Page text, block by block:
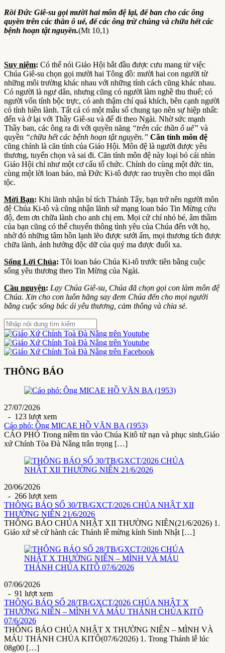
Rồi Đức Giê-su gọi mười hai môn đệ lại, để ban cho các ông
quyền trên các thần ô uế, để các ông trừ chúng và chữa hết các
bệnh hoạn tật nguyền.(Mt 10,1)
Suy niệm: Có thể nói Giáo Hội bắt đầu được cưu mang từ việc
Chúa Giê-su chọn gọi mười hai Tông đồ: mười hai con người từ
những môi trường khác nhau với những tính cách cũng khác nhau.
Có người là ngư dân, nhưng cũng có người làm nghề thu thuế; có
người vốn tính bộc trực, có anh thậm chí quá khích, bên cạnh người
có tính hiền lành. Tất cả có một mẫu số chung tạo nên sự hiệp nhất:
đến và ở lại với Thầy Giê-su và để đi theo Ngài. Nhờ sức mạnh
Thầy ban, các ông ra đi với quyền năng “trên các thần ô uế” và
quyền “chữa hết các bệnh hoạn tật nguyền.” Căn tính môn đệ
cũng chính là căn tính của Giáo Hội. Môn đệ là người được yêu
thương, tuyển chọn và sai đi. Căn tính môn đệ này loại bỏ cái nhìn
Giáo Hội chỉ như một cơ cấu tổ chức. Chính do cùng một đức tin,
cùng một lời loan báo, mà Đức Ki-tô được rao truyền cho mọi dân
tộc.
Mời Bạn: Khi lãnh nhận bí tích Thánh Tẩy, bạn trở nên người môn
đệ Chúa Ki-tô và cũng nhận lãnh sứ mạng loan báo Tin Mừng cứu
độ, đem ơn chữa lành cho anh chị em. Mọi cử chỉ nhỏ bé, âm thầm
của bạn cũng có thể chuyển thông tình yêu của Chúa đến với họ,
nhờ đó những tâm hồn lạnh lẽo được sưởi ấm, mọi thương tích được
chữa lành, ảnh hưởng độc dữ của quỷ ma được đuổi xa.
Sống Lời Chúa: Tôi loan báo Chúa Ki-tô trước tiên bằng cuộc
sống yêu thương theo Tin Mừng của Ngài.
Cầu nguyện: Lạy Chúa Giê-su, Chúa đã chọn gọi con làm môn đệ
Chúa. Xin cho con luôn hăng say đem Chúa đến cho mọi người
bằng cuộc sống bác ái yêu thương, cảm thông và chia sẻ.
THÔNG BÁO
27/07/2026
- 123 lượt xem
Cáo phó: Ông MICAE HỒ VĂN BA (1953)
CÁO PHÓ Trong niềm tin vào Chúa Kitô tử nạn và phục sinh,Giáo
xứ Chính Tòa Đà Nẵng trân trọng […]
20/06/2026
- 266 lượt xem
THÔNG BÁO SỐ 30/TB/GXCT/2026 CHÚA NHẬT XII
THƯỜNG NIÊN 21/6/2026
THÔNG BÁO CHÚA NHẬT XII THƯỜNG NIÊN(21/6/2026) 1.
Giáo xứ sẽ cử hành các Thánh lễ mừng kính Sinh Nhật […]
07/06/2026
- 91 lượt xem
THÔNG BÁO SỐ 28/TB/GXCT/2026 CHÚA NHẬT X
THƯỜNG NIÊN – MÌNH VÀ MÁU THÁNH CHÚA KITÔ
07/6/2026
THÔNG BÁO CHÚA NHẬT X THƯỜNG NIÊN – MÌNH VÀ
MÁU THÁNH CHÚA KITÔ(07/6/2026) 1. Trong Thánh lễ lúc
08g00 […]